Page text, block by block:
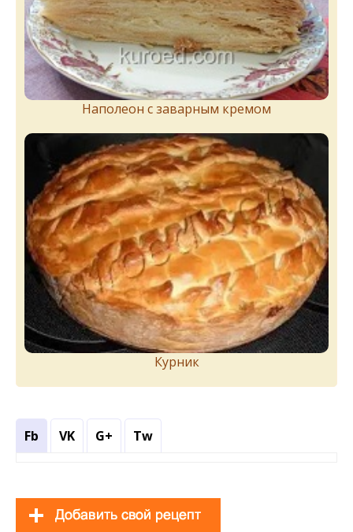
Наполеон с заварным кремом
Курник
Fb VK G+ Tw